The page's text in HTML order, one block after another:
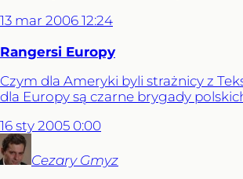
13 mar 2006 12:24
Rangersi Europy
Czym dla Ameryki byli strażnicy z
dla Europy są czarne brygady
16 sty 2005 0:00
Cezary Gmyz